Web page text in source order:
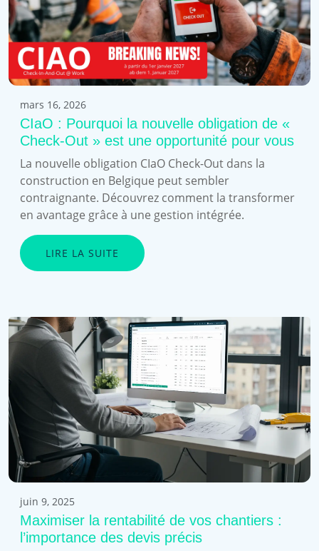
mars 16, 2026
CIaO : Pourquoi la nouvelle obligation de «
Check-Out » est une opportunité pour vous
La nouvelle obligation CIaO Check-Out dans la
construction en Belgique peut sembler
contraignante. Découvrez comment la transformer
en avantage grâce à une gestion intégrée.
LIRE LA SUITE
juin 9, 2025
Maximiser la rentabilité de vos chantiers :
l’importance des devis précis